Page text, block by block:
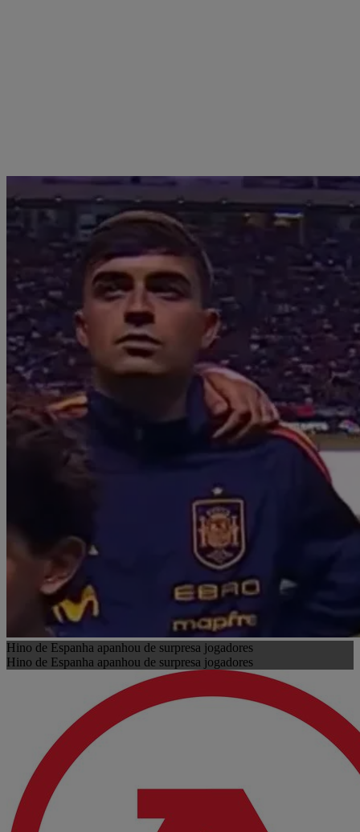
Hino de Espanha apanhou de surpresa jogadores
Hino de Espanha apanhou de surpresa jogadores